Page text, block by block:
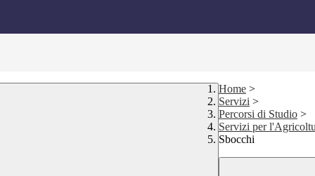
Home >
Servizi >
Percorsi di Studio >
Servizi per
Sbocchi